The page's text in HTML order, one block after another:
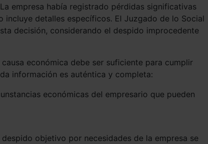
empresa había registrado pérdidas significativas
detalles específicos. El Juzgado de lo Social
decisión, considerando el despido improcedente
económica debe ser suficiente para cumplir
información es auténtica y completa:
económicas del empresario que pueden
despido objetivo por necesidades de la empresa se